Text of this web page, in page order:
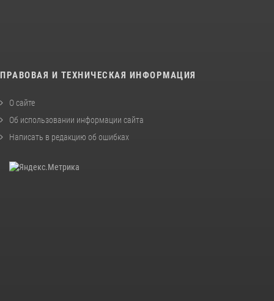
ПРАВОВАЯ И ТЕХНИЧЕСКАЯ ИНФОРМАЦИЯ
О сайте
Об использовании информации сайта
Написать в редакцию об ошибках